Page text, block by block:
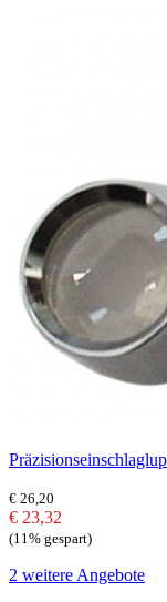
€ 26,20
€ 23,32
(11% gespart)
2 weitere Angebote